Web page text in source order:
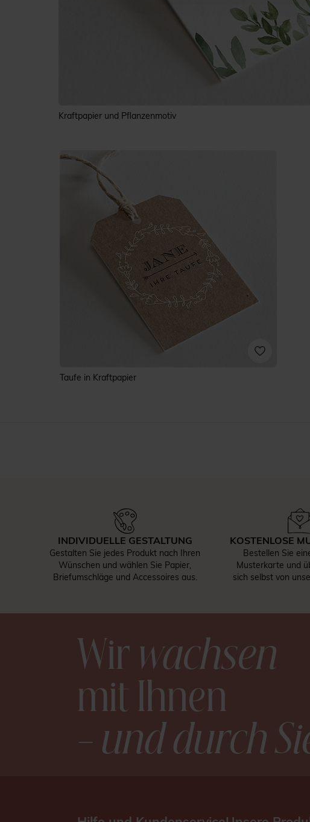
Kraftpapier und Pflanzenmotiv
Taufe in Kraftpapier
INDIVIDUELLE GESTALTUNG
Gestalten Sie jedes Produkt nach Ihren
Wünschen und wählen Sie Papier,
Briefumschläge und Accessoires aus.
KOSTENLOSE
Bestellen Sie
Musterkarte und
sich selbst von
Wirwachsen
mit Ihnen
– und durch